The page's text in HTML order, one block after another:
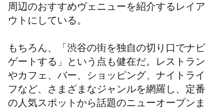
周辺のおすすめヴェニューを紹介するレイア
ウトにしている。
もちろん、「渋谷の街を独自の切り口でナビ
ゲートする」という点も健在だ。レストラン
やカフェ、バー、ショッピング、ナイトライ
フなど、さまざまなジャンルを網羅し、定番
の人気スポットから話題のニューオープンま